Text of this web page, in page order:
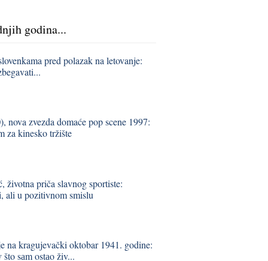
godina...
pred polazak na letovanje:
nova zvezda domaće pop scene 1997:
za kinesko tržište
životna priča slavnog sportiste:
ali u pozitivnom smislu
na kragujevački oktobar 1941. godine:
sаm ostаo živ...